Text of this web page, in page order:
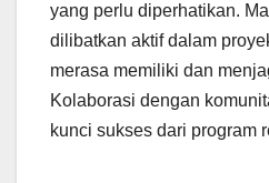
yang perlu diperhatikan.
dilibatkan aktif dalam
merasa memiliki dan
Kolaborasi dengan
kunci sukses dari program